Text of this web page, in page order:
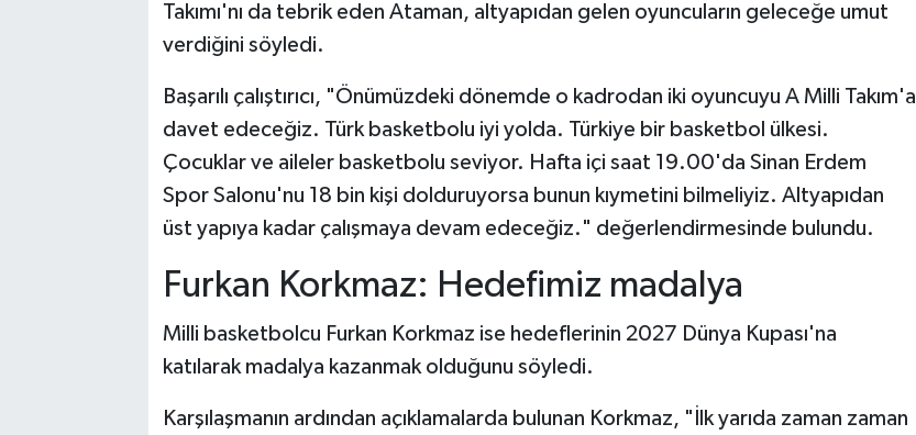
Takımı'nı da tebrik eden Ataman, altyapıdan gelen oyuncuların geleceğe umut
verdiğini söyledi.
Başarılı çalıştırıcı, "Önümüzdeki dönemde o kadrodan iki oyuncuyu A Milli Takım'a
davet edeceğiz. Türk basketbolu iyi yolda. Türkiye bir basketbol ülkesi.
Çocuklar ve aileler basketbolu seviyor. Hafta içi saat 19.00'da Sinan Erdem
Spor Salonu'nu 18 bin kişi dolduruyorsa bunun kıymetini bilmeliyiz. Altyapıdan
üst yapıya kadar çalışmaya devam edeceğiz." değerlendirmesinde bulundu.
Furkan Korkmaz: Hedefimiz madalya
Milli basketbolcu Furkan Korkmaz ise hedeflerinin 2027 Dünya Kupası'na
katılarak madalya kazanmak olduğunu söyledi.
Karşılaşmanın ardından açıklamalarda bulunan Korkmaz, "İlk yarıda zaman zaman